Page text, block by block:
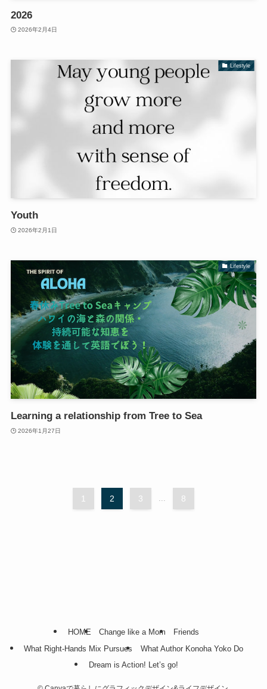
2026
2026年2月4日
Lifestyle
Youth
2026年2月1日
Lifestyle
Learning a relationship from Tree to Sea
2026年1月27日
1 2 3 ... 8
HOME Change like a Mom
Friends
What Right-Hands Mix Pursues
What Author Konoha Yoko Do
Dream is Action! Let’s go!